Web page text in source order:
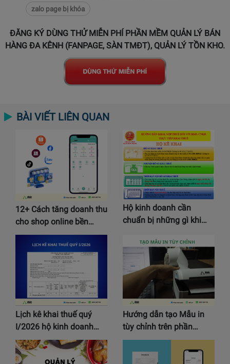
zalo page bị khóa
ĐĂNG KÝ DÙNG THỬ MIỄN PHÍ PHẦN MỀM QUẢN LÝ BÁN
HÀNG ĐA KÊNH (FANPAGE, SÀN TMĐT), QUẢN LÝ TỒN KHO.
BÀI VIẾT LIÊN QUAN
12+ Cách tăng doanh thu
cho shop online bền…
Hộ kinh doanh cần
chuẩn bị những gì khi…
Lịch kê khai thuế quý
I/2026 hộ kinh doanh…
Hướng dẫn tạo Mẫu in
tùy chỉnh trên phần…